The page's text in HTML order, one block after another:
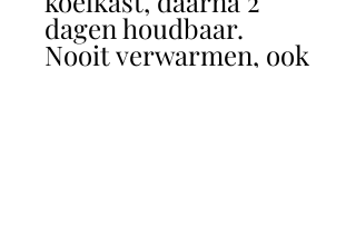
dagen houdbaar.
Nooit verwarmen, ook